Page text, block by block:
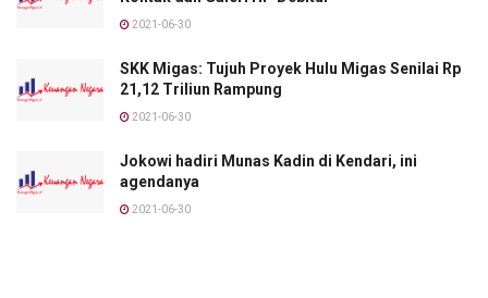
2021-06-30
SKK Migas: Tujuh Proyek Hulu Migas Senilai Rp
21,12 Triliun Rampung
2021-06-30
Jokowi hadiri Munas Kadin di Kendari, ini
agendanya
2021-06-30